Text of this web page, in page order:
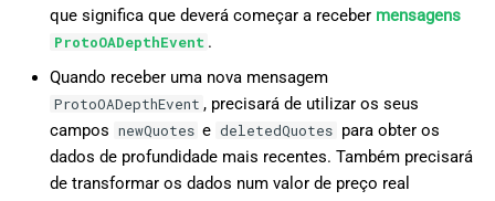
que significa que deverá começar a receber mensagens
ProtoOADepthEvent .
Quando receber uma nova mensagem
ProtoOADepthEvent , precisará de utilizar os seus
campos newQuotes e deletedQuotes para obter os
dados de profundidade mais recentes. Também precisará
de transformar os dados num valor de preço real